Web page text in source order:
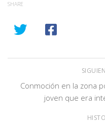
SHARE
Conmoción en la zona
joven que era